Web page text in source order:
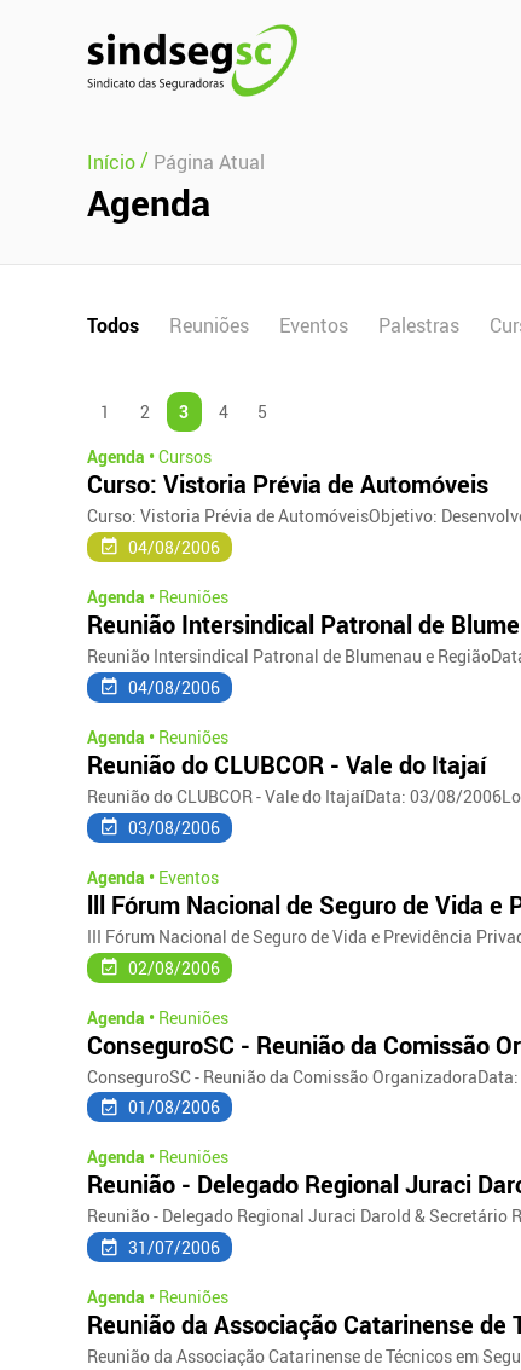
Início/ Página Atual
Agenda
Todos Reuniões Eventos Palestras
1 2 3 4
5
Agenda •Cursos
Curso: Vistoria Prévia de Automóveis
Curso: Vistoria Prévia de AutomóveisObjetivo:
04/08/2006
Agenda • Reuniões
Reunião Intersindical Patronal de
Reunião Intersindical Patronal de Blumenau e
04/08/2006
Agenda • Reuniões
Reunião do CLUBCOR - Vale do Itajaí
Reunião do CLUBCOR - Vale do ItajaíData: 03/08/
03/08/2006
Agenda • Eventos
lll Fórum Nacional de Seguro de Vida e
III Fórum Nacional de Seguro de Vida e Previdência
02/08/2006
Agenda • Reuniões
ConseguroSC - Reunião da Comissão
ConseguroSC - Reunião da Comissão
01/08/2006
Agenda • Reuniões
Reunião - Delegado Regional Juraci
Reunião - Delegado Regional Juraci Darold &
31/07/2006
Agenda • Reuniões
Reunião da Associação Catarinense de
Reunião da Associação Catarinense de Técnicos em